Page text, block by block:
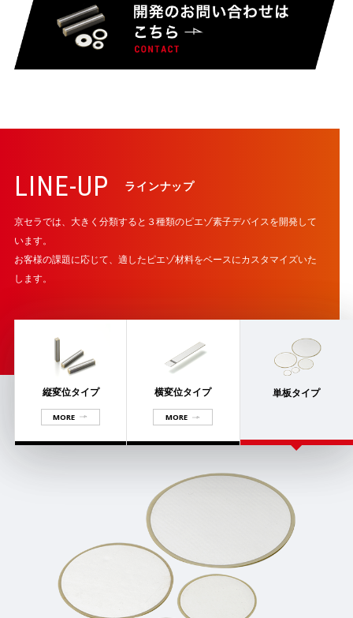
LINE-UP ラインナップ
京セラでは、大きく分類すると３種類のピエゾ素子デバイスを開発して
います。
お客様の課題に応じて、適したピエゾ材料をベースにカスタマイズいた
します。
縦変位タイプ
MORE
横変位タイプ
MORE
単板タイプ